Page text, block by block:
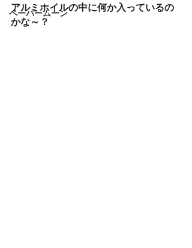
ペーパームーン
アルミホイルの中に何か入っているの
かな～？